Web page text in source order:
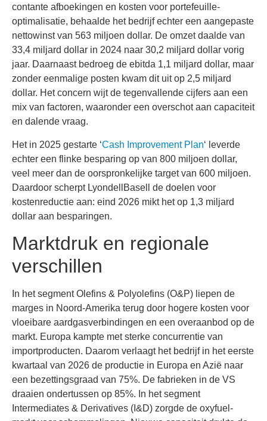
contante afboekingen en kosten voor portefeuille-
optimalisatie, behaalde het bedrijf echter een aangepaste
nettowinst van 563 miljoen dollar. De omzet daalde van
33,4 miljard dollar in 2024 naar 30,2 miljard dollar vorig
jaar. Daarnaast bedroeg de ebitda 1,1 miljard dollar, maar
zonder eenmalige posten kwam dit uit op 2,5 miljard
dollar. Het concern wijt de tegenvallende cijfers aan een
mix van factoren, waaronder een overschot aan capaciteit
en dalende vraag.
Het in 2025 gestarte ‘Cash Improvement Plan‘ leverde
echter een flinke besparing op van 800 miljoen dollar,
veel meer dan de oorspronkelijke target van 600 miljoen.
Daardoor scherpt LyondellBasell de doelen voor
kostenreductie aan: eind 2026 mikt het op 1,3 miljard
dollar aan besparingen.
Marktdruk en regionale
verschillen
In het segment Olefins & Polyolefins (O&P) liepen de
marges in Noord-Amerika terug door hogere kosten voor
vloeibare aardgasverbindingen en een overaanbod op de
markt. Europa kampte met sterke concurrentie van
importproducten. Daarom verlaagt het bedrijf in het eerste
kwartaal van 2026 de productie in Europa en Azië naar
een bezettingsgraad van 75%. De fabrieken in de VS
draaien ondertussen op 85%. In het segment
Intermediates & Derivatives (I&D) zorgde de oxyfuel-